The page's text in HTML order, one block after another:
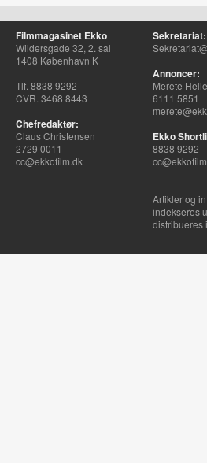
Filmmagasinet Ekko
Wildersgade 32, 2. sal
1408 København K
Tlf. 8838 9292
CVR. 3468 8443
Chefredaktør:
Claus Christensen
2729 0011
cc@ekkofilm.dk
Sekretariat:
Annoncer:
Merete
6111 5851
Ekko
8838 9292
Artikler og
indekseres
distribueres